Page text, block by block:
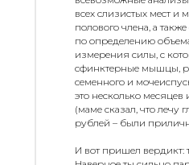
всех слизистых мест и
полового члена, а
по определению
измерения силы, с
сфинктерные мышцы,
семенного и
это несколько месяцев
(маме сказал, что лечу
рублей – были
И вот пришел вердикт: